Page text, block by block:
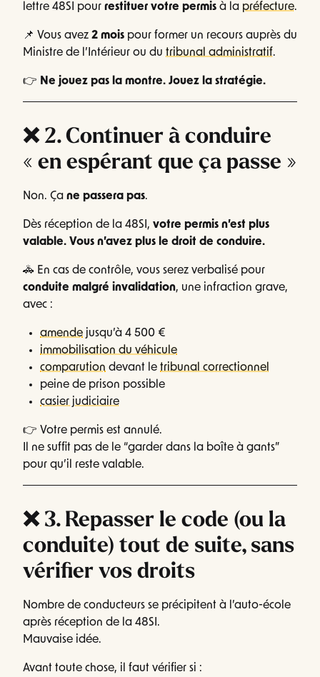
lettre 48SI pour restituer votre permis à la préfecture.
📌 Vous avez 2 mois pour former un recours auprès du
Ministre de l’Intérieur ou du tribunal administratif.
👉 Ne jouez pas la montre. Jouez la stratégie.
❌ 2. Continuer à conduire
« en espérant que ça passe »
Non. Ça ne passera pas.
Dès réception de la 48SI, votre permis n’est plus
valable. Vous n’avez plus le droit de conduire.
🚓 En cas de contrôle, vous serez verbalisé pour
conduite malgré invalidation, une infraction grave,
avec :
amende jusqu’à 4 500 €
immobilisation du véhicule
comparution devant le tribunal correctionnel
peine de prison possible
casier judiciaire
👉 Votre permis est annulé.
Il ne suffit pas de le “garder dans la boîte à gants”
pour qu’il reste valable.
❌ 3. Repasser le code (ou la
conduite) tout de suite, sans
vérifier vos droits
Nombre de conducteurs se précipitent à l’auto-école
après réception de la 48SI.
Mauvaise idée.
Avant toute chose, il faut vérifier si :